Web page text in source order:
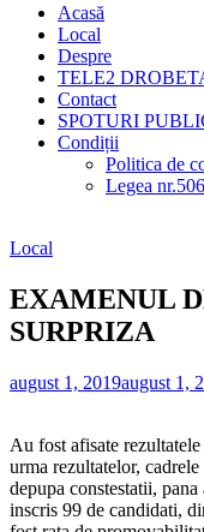
Acasă
Local
Despre
TELE2
Contact
SPOTURI
Condiții
Politica de
Legea
Local
EXAMENUL
SURPRIZA
august 1, 2019august 1,
Au fost afisate
urma rezultatelor,
depupa constestatii,
inscris 99 de candidati,